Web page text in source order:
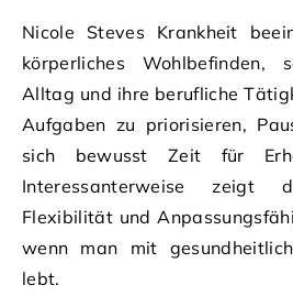
Nicole Steves Krankheit
körperliches Wohlbefinden,
Alltag und ihre berufliche
Aufgaben zu priorisieren,
sich bewusst Zeit für
Interessanterweise
Flexibilität und
wenn man mit
lebt.